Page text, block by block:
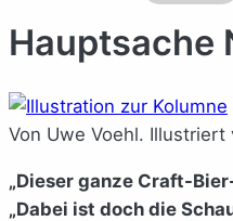
Hauptsache
Von Uwe Voehl. Illustriert
„Dieser ganze Craft-
„Dabei ist doch die